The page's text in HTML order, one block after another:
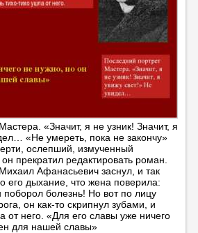
«Значит, я не узник! Значит, я
«Не умереть, пока не закончу»
ослепший, измученный
прекратил редактировать роман.
Афанасьевич заснул, и так
его дыхание, что жена поверила:
поборол болезнь! Но вот по лицу
он как-то скрипнул зубами, и
от него. «Для его славы уже ничего
для нашей славы»